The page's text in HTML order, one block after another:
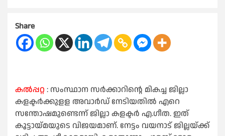
Share
കൽപ്പറ്റ : സംസ്ഥാന സര്‍ക്കാറിന്റെ മികച്ച ജില്ലാ
കളക്ടര്‍ക്കുളള അവാര്‍ഡ് നേടിയതില്‍ എറെ
സന്തോഷമുണ്ടെന്ന് ജില്ലാ കളക്ടര്‍ എ.ഗീത. ഇത്
കൂട്ടായ്മയുടെ വിജയമാണ്. നേട്ടം വയനാട് ജില്ലയ്ക്ക്